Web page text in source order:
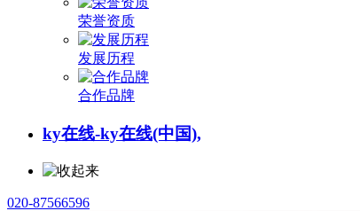
荣誉资质
发展历程
合作品牌
ky在线-ky在线(中国),
020-87566596